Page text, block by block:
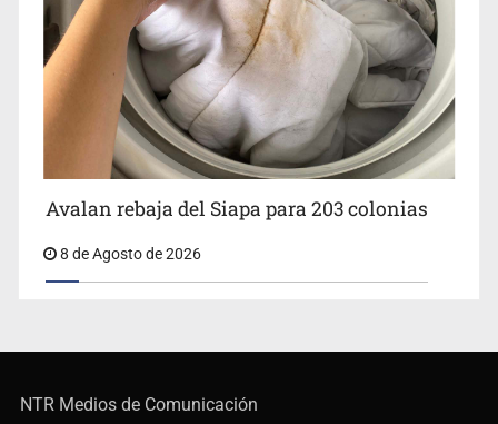
Avalan rebaja del Siapa para 203 colonias
8 de Agosto de 2026
NTR Medios de Comunicación